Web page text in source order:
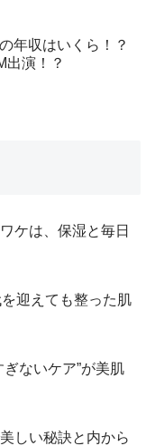
年収はいくら！？
出演！？
ケは、保湿と毎日
迎えても整った肌
ないケア”が美肌
しい秘訣と内から